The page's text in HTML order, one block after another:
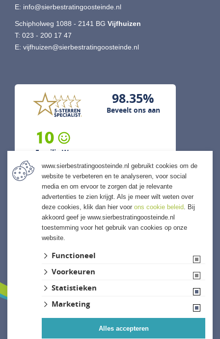
E: info@sierbestratingoosteinde.nl
Schipholweg 1088 - 2141 BG Vijfhuizen
T: 023 - 200 17 47
E: vijfhuizen@sierbestratingoosteinde.nl
98.35%
Beveelt ons aan
10
Familie W...
5 augustus 2026
"Snelle levering mogelijk gemaakt
en ook kwaliteits levering."
previous next
www.sierbestratingoosteinde.nl gebruikt cookies om de
website te verbeteren en te analyseren, voor social
media en om ervoor te zorgen dat je relevante
advertenties te zien krijgt. Als je meer wilt weten over
deze cookies, klik dan hier voor ons cookie beleid. Bij
akkoord geef je www.sierbestratingoosteinde.nl
toestemming voor het gebruik van cookies op onze
website.
Functioneel
Voorkeuren
Statistieken
Marketing
Alles accepteren